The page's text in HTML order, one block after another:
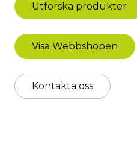
Utforska produkter
Visa Webbshopen
Kontakta oss